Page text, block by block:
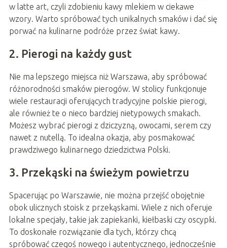
w latte art, czyli zdobieniu kawy mlekiem w ciekawe
wzory. Warto spróbować tych unikalnych smaków i dać się
porwać na kulinarne podróże przez świat kawy.
2. Pierogi na każdy gust
Nie ma lepszego miejsca niż Warszawa, aby spróbować
różnorodności smaków pierogów. W stolicy funkcjonuje
wiele restauracji oferujących tradycyjne polskie pierogi,
ale również te o nieco bardziej nietypowych smakach.
Możesz wybrać pierogi z dziczyzną, owocami, serem czy
nawet z nutellą. To idealna okazja, aby posmakować
prawdziwego kulinarnego dziedzictwa Polski.
3. Przekąski na świeżym powietrzu
Spacerując po Warszawie, nie można przejść obojętnie
obok ulicznych stoisk z przekąskami. Wiele z nich oferuje
lokalne specjały, takie jak zapiekanki, kiełbaski czy oscypki.
To doskonałe rozwiązanie dla tych, którzy chcą
spróbować czegoś nowego i autentycznego, jednocześnie